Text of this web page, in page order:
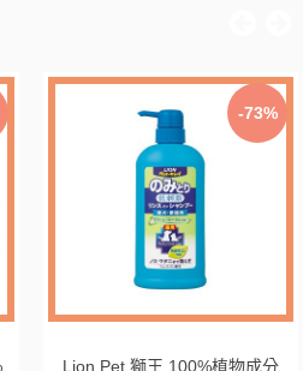
-73%
Lion Pet 獅王 100%植物成分